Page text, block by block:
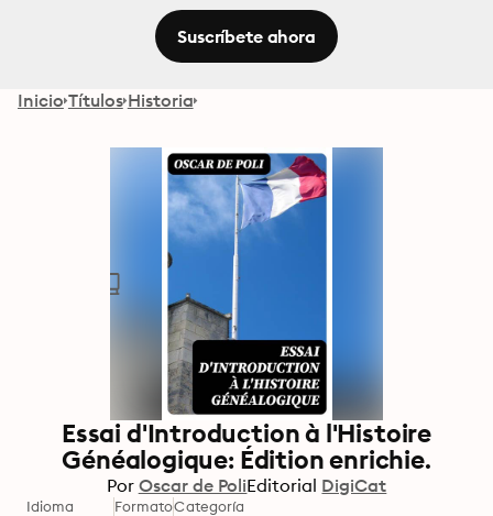
Suscríbete ahora
Inicio Títulos Historia
Essai d'Introduction à l'Histoire
Généalogique: Édition enrichie.
Por Oscar de PoliEditorial DigiCat
Idioma FormatoCategoría